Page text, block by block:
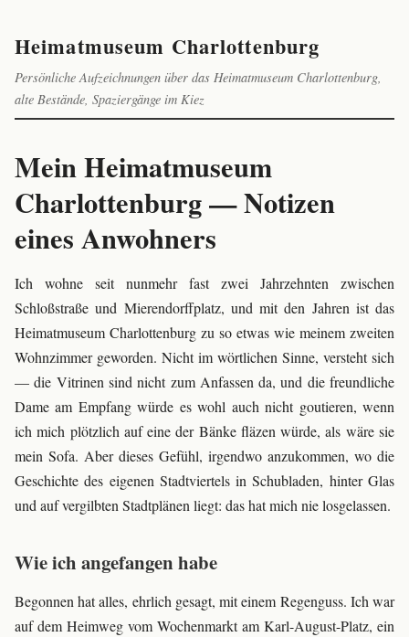
Heimatmuseum Charlottenburg
Persönliche Aufzeichnungen über das Heimatmuseum Charlottenburg,
alte Bestände, Spaziergänge im Kiez
Mein Heimatmuseum
Charlottenburg — Notizen
eines Anwohners
Ich wohne seit nunmehr fast zwei Jahrzehnten zwischen
Schloßstraße und Mierendorffplatz, und mit den Jahren ist das
Heimatmuseum Charlottenburg zu so etwas wie meinem zweiten
Wohnzimmer geworden. Nicht im wörtlichen Sinne, versteht sich
— die Vitrinen sind nicht zum Anfassen da, und die freundliche
Dame am Empfang würde es wohl auch nicht goutieren, wenn
ich mich plötzlich auf eine der Bänke fläzen würde, als wäre sie
mein Sofa. Aber dieses Gefühl, irgendwo anzukommen, wo die
Geschichte des eigenen Stadtviertels in Schubladen, hinter Glas
und auf vergilbten Stadtplänen liegt: das hat mich nie losgelassen.
Wie ich angefangen habe
Begonnen hat alles, ehrlich gesagt, mit einem Regenguss. Ich war
auf dem Heimweg vom Wochenmarkt am Karl-August-Platz, ein